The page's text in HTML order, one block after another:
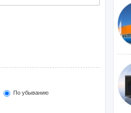
По убыванию